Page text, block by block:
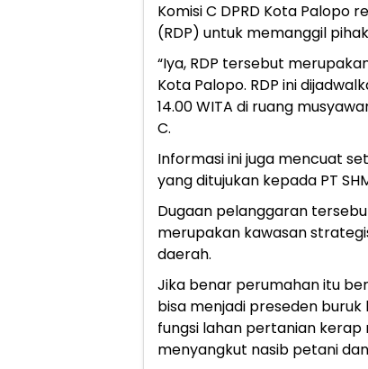
Komisi C DPRD Kota Palopo
(RDP) untuk memanggil
“Iya, RDP tersebut
Kota Palopo. RDP ini
14.00 WITA di ruang
C.
Informasi ini juga mencuat
yang ditujukan kepada PT
Dugaan pelanggaran
merupakan kawasan
daerah.
Jika benar perumahan itu
bisa menjadi preseden buruk
fungsi lahan pertanian
menyangkut nasib petani